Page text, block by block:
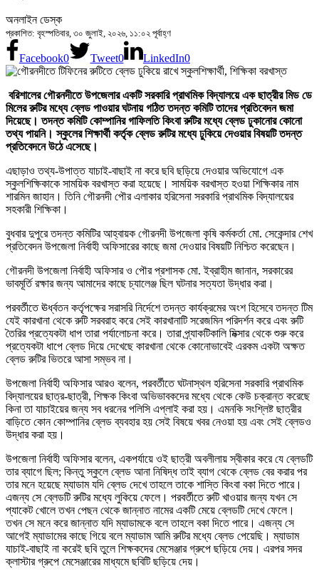
অনলাইন ডেস্ক
প্রকাশিত: বৃহস্পতিবার, ৩০ জুলাই, ২০২৬, ১১:০২ পূর্বাহ্ণ
Facebook0 Tweet0 LinkedIn0
বরিশালের গৌরনদীতে উপজেলার একটি সরকারি প্রাথমিক বিদ্যালয়ে এক ছাত্রীর মিড ডে
মিলের রুটির মধ্যে ব্লেড পাওয়ার ঘটনায় গঠিত তদন্ত কমিটি তাদের প্রতিবেদন জমা
দিয়েছে। তদন্ত কমিটি কোম্পানির গাফিলতি কিংবা রুটির মধ্যে ব্লেড ঢুকানোর কোনো
তথ্য পায়নি। স্কুলের শিক্ষার্থী কর্তৃক ব্লেড রুটির মধ্যে ঢুকিয়ে দেওয়ার বিষয়টি তদন্ত
প্রতিবেদনে উঠে এসেছে।
এছাড়াও তথ্য-উপাত্ত যাচাই-বাছাই না করে ছবি ছড়িয়ে দেওয়ার অভিযোগে এক
স্কুলশিক্ষিকাকে সাময়িক বরখাস্ত করা হয়েছে। সাময়িক বরখাস্ত হওয়া শিক্ষিকার নাম
শারমিন জাহান। তিনি গৌরনদী পৌর এলাকার হরিসেনা সরকারি প্রাথমিক বিদ্যালয়ের
সহকারী শিক্ষিকা।
বুধবার দুপুরে তদন্ত কমিটির আহ্বায়ক গৌরনদী উপজেলা কৃষি কর্মকর্তা মো. সেকেন্দার শেখ
প্রতিবেদন উপজেলা নির্বাহী অফিসারের কাছে জমা দেওয়ার বিষয়টি নিশ্চিত করেছেন।
গৌরনদী উপজেলা নির্বাহী অফিসার ও পৌর প্রশাসক মো. ইব্রাহীম জানান, সরকারের
ভাবমূর্তি রক্ষার জন্য আমাদের কাছে চ্যালেঞ্জ ছিল ঘটনার সত্যতা উদ্ধার করা।
পরবর্তীতে ঊর্ধ্বতন কর্তৃপক্ষের সরাসরি নির্দেশে তদন্ত কার্যক্রমের অংশ হিসেবে তদন্ত টিম
যেই কারখানা থেকে রুটি সরবরাহ করে সেই কারখানাটি সরেজমিন পরিদর্শন করে এবং রুটি
তৈরির প্রত্যেকটা ধাপ তারা পর্যালোচনা করে। তারা প্র্যাকটিকালি মিক্সার থেকে শুরু করে
প্রত্যেকটা ধাপে ব্লেড দিয়ে দেখেছে কারখানা থেকে কোনোভাবেই এরকম একটা অক্ষত
ব্লেড রুটির ভিতরে আসা সম্ভব না।
উপজেলা নির্বাহী অফিসার আরও বলেন, পরবর্তীতে ঘটনাস্থল হরিসেনা সরকারি প্রাথমিক
বিদ্যালয়ের ছাত্র-ছাত্রী, শিক্ষক কিংবা অভিভাবকদের মধ্যে থেকে কেউ চক্রান্ত করেছে
কিনা তা যাচাইয়ের জন্য সব ধরনের পলিসি এপ্লাই করা হয়। এমনকি সংশ্লিষ্ট ছাত্রীর
বাড়িতে কোন কোম্পানির ব্লেড ব্যবহার হয় সেই বিষয়ে খবর নেওয়া হয় এবং সেই ব্লেডও
উদ্ধার করা হয়।
উপজেলা নির্বাহী অফিসার বলেন, একপর্যায়ে ওই ছাত্রী অবলীলায় স্বীকার করে যে ব্লেডটি
তার ব্যাগে ছিল; কিন্তু স্কুলে ব্লেড আনা নিষিদ্ধ তাই ব্যাগ থেকে ব্লেড বের করার পর
তার মনে হয়েছে ম্যাডাম যদি ব্লেড দেখে তাহলে তাকে শাস্তি কিংবা বকা দিতে পারে।
এজন্য সে ব্লেডটি রুটির মধ্যে লুকিয়ে ফেলে। পরবর্তীতে রুটি খাওয়ার জন্য যখন সে
প্যাকেট খোলে তখন পেছন থেকে জান্নাত নামের একটি মেয়ে ব্লেডটি দেখে ফেলে।
তখন সে মনে করে জান্নাত যদি ম্যাডামকে বলে তাহলে বকা দিতে পারে। এজন্য সে
আগেই ম্যাডামের কাছে গিয়ে বলে ম্যাডাম আমি রুটির মধ্যে ব্লেড পেয়েছি। ম্যাডাম
যাচাই-বাছাই না করেই ছবি তুলে শিক্ষকদের মেসেঞ্জার গ্রুপে ছড়িয়ে দেয়। এরপর সদর
ক্লাস্টার গ্রুপে মেসেঞ্জারের মাধ্যমে ছবিটি ছড়িয়ে দেয়।